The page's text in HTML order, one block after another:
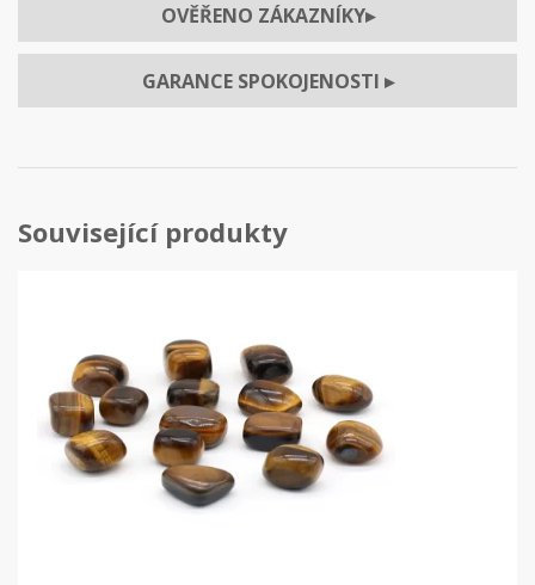
OVĚŘENO ZÁKAZNÍKY▸
GARANCE SPOKOJENOSTI ▸
Související produkty